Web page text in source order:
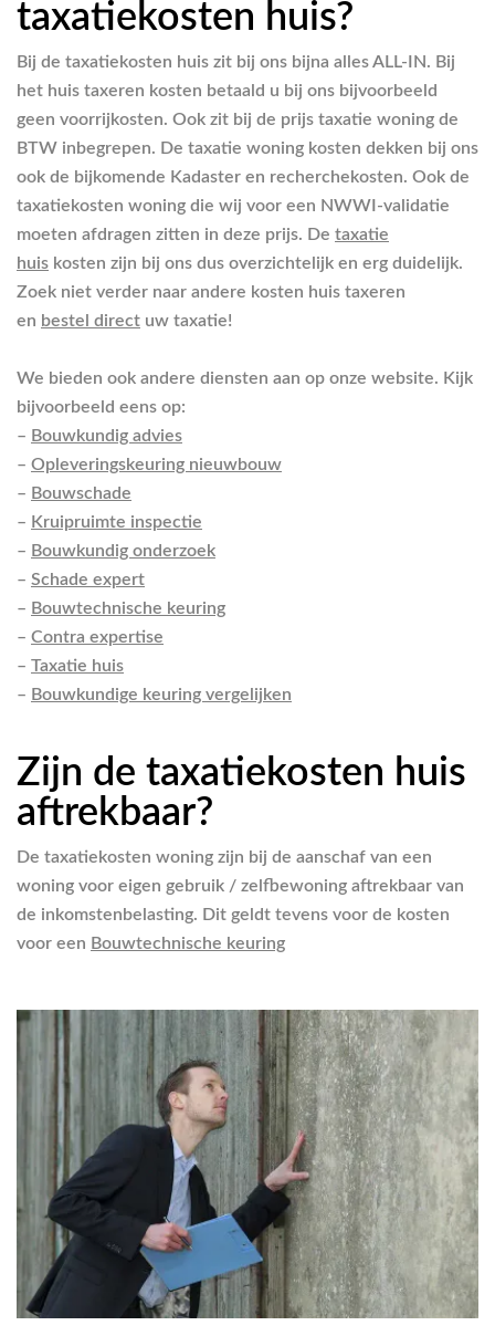
taxatiekosten huis?
Bij de taxatiekosten huis zit bij ons bijna alles ALL-IN. Bij
het huis taxeren kosten betaald u bij ons bijvoorbeeld
geen voorrijkosten. Ook zit bij de prijs taxatie woning de
BTW inbegrepen. De taxatie woning kosten dekken bij ons
ook de bijkomende Kadaster en recherchekosten. Ook de
taxatiekosten woning die wij voor een NWWI-validatie
moeten afdragen zitten in deze prijs. De taxatie
huis kosten zijn bij ons dus overzichtelijk en erg duidelijk.
Zoek niet verder naar andere kosten huis taxeren
en bestel direct uw taxatie!
We bieden ook andere diensten aan op onze website. Kijk
bijvoorbeeld eens op:
– Bouwkundig advies
– Opleveringskeuring nieuwbouw
– Bouwschade
– Kruipruimte inspectie
– Bouwkundig onderzoek
– Schade expert
– Bouwtechnische keuring
– Contra expertise
– Taxatie huis
– Bouwkundige keuring vergelijken
Zijn de taxatiekosten huis
aftrekbaar?
De taxatiekosten woning zijn bij de aanschaf van een
woning voor eigen gebruik / zelfbewoning aftrekbaar van
de inkomstenbelasting. Dit geldt tevens voor de kosten
voor een Bouwtechnische keuring